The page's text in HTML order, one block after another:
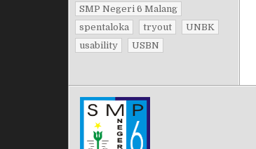
SMP Negeri 6 Malang
spentaloka
tryout
UNBK
usability
USBN